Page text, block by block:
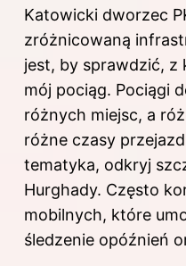
Katowicki dworzec
zróżnicowaną
jest, by sprawdzić, z
mój pociąg. Pociągi
różnych miejsc, a
różne czasy
tematyka, odkryj
Hurghady. Często
mobilnych, które
śledzenie opóźnień